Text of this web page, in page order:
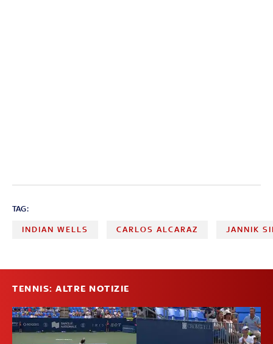
TAG:
INDIAN WELLS CARLOS ALCARAZ JANNIK
TENNIS: ALTRE NOTIZIE